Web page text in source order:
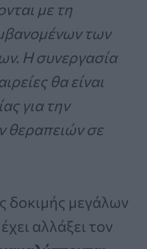
με τη
των
Η συνεργασία
θα είναι
για την
σε
δοκιμής μεγάλων
αλλάξει τον